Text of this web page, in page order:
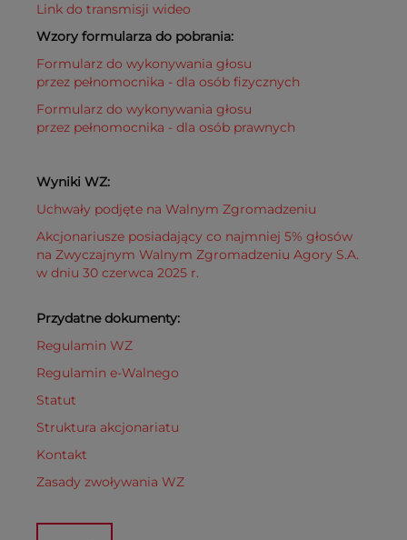
Link do transmisji wideo
Wzory formularza do pobrania:
Formularz do wykonywania głosu
przez pełnomocnika - dla osób fizycznych
Formularz do wykonywania głosu
przez pełnomocnika - dla osób prawnych
Wyniki WZ:
Uchwały podjęte na Walnym Zgromadzeniu
Akcjonariusze posiadający co najmniej 5% głosów
na Zwyczajnym Walnym Zgromadzeniu Agory S.A.
w dniu 30 czerwca 2025 r.
Przydatne dokumenty:
Regulamin WZ
Regulamin e-Walnego
Statut
Struktura akcjonariatu
Kontakt
Zasady zwoływania WZ